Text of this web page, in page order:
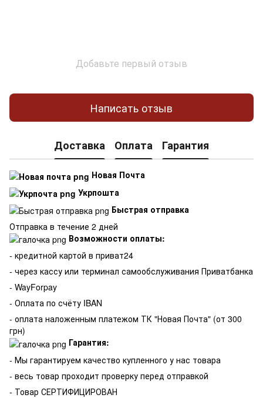
Добавьте первый отзыв
Написать отзыв
Доставка Оплата Гарантия
Новая Почта
Укрпошта
Быстрая отправка
Отправка в течение 2 дней
Возможности оплаты:
- кредитной картой в приват24
- через кассу или терминал самообслуживания Приватбанка
- WayForpay
- Оплата по счёту IBAN
- оплата наложенным платежом ТК "Новая Почта" (от 300
грн)
Гарантия:
- Мы гарантируем качество купленного у нас товара
- весь товар проходит проверку перед отправкой
- Товар СЕРТИФИЦИРОВАН